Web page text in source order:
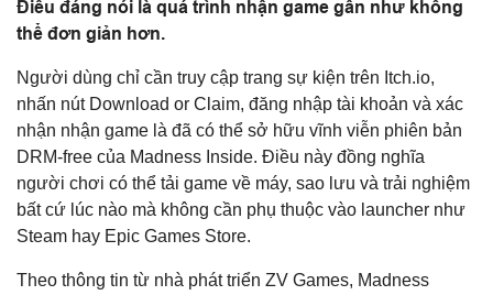
Điều đáng nói là quá trình nhận game gần như không
thể đơn giản hơn.
Người dùng chỉ cần truy cập trang sự kiện trên Itch.io,
nhấn nút Download or Claim, đăng nhập tài khoản và xác
nhận nhận game là đã có thể sở hữu vĩnh viễn phiên bản
DRM-free của Madness Inside. Điều này đồng nghĩa
người chơi có thể tải game về máy, sao lưu và trải nghiệm
bất cứ lúc nào mà không cần phụ thuộc vào launcher như
Steam hay Epic Games Store.
Theo thông tin từ nhà phát triển ZV Games, Madness